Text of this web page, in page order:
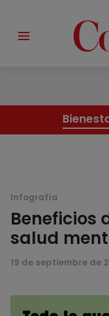
Infografía
Beneficios
salud
19 de septiembre de